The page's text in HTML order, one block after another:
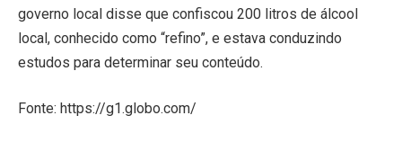
governo local disse que confiscou 200 litros de álcool
local, conhecido como “refino”, e estava conduzindo
estudos para determinar seu conteúdo.
Fonte: https://g1.globo.com/